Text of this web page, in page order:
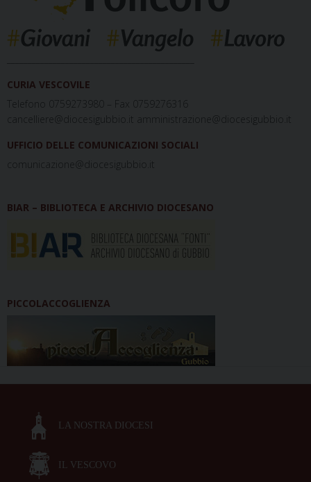
CURIA VESCOVILE
Telefono 0759273980 – Fax 0759276316
cancelliere@diocesigubbio.it amministrazione@diocesigubbio.it
UFFICIO DELLE COMUNICAZIONI SOCIALI
comunicazione@diocesigubbio.it
BIAR – BIBLIOTECA E ARCHIVIO DIOCESANO
PICCOLACCOGLIENZA
LA NOSTRA DIOCESI
IL VESCOVO